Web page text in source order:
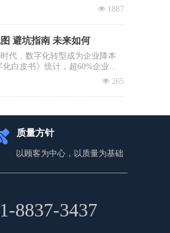
全民参与也必不可少，并就此
励回收企业与环卫系统合作，
넶 1887
避坑指南 未来如何
代，数字化转型成为企业降本
白皮书》统计，超60%企业投
闲置、员工抵触……如何避免重
넶 265
以顾客为中心，以质量为基础
质量方针
8837-3437